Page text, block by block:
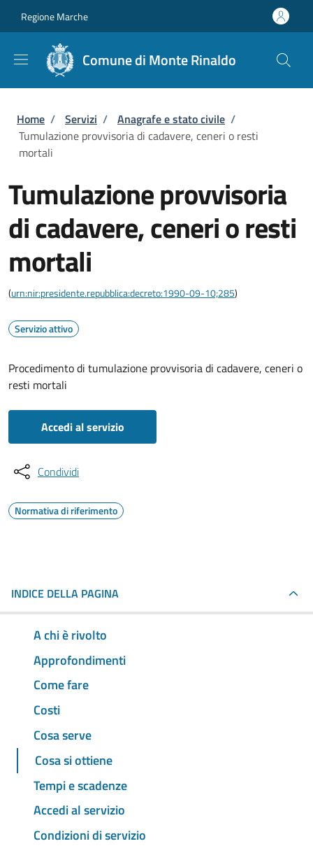
Regione Marche
Comune di Monte Rinaldo
Briciole di pane
Home / Servizi / Anagrafe e stato civile /
Tumulazione provvisoria di cadavere, ceneri o resti
mortali
Tumulazione provvisoria
di cadavere, ceneri o resti
mortali
(urn:nir:presidente.repubblica:decreto:1990-09-10;285)
Servizio attivo
Procedimento di tumulazione provvisoria di cadavere, ceneri o
resti mortali
Accedi al servizio
Condividi
Normativa di riferimento
INDICE DELLA PAGINA
A chi è rivolto
Approfondimenti
Come fare
Costi
Cosa serve
Cosa si ottiene
Tempi e scadenze
Accedi al servizio
Condizioni di servizio